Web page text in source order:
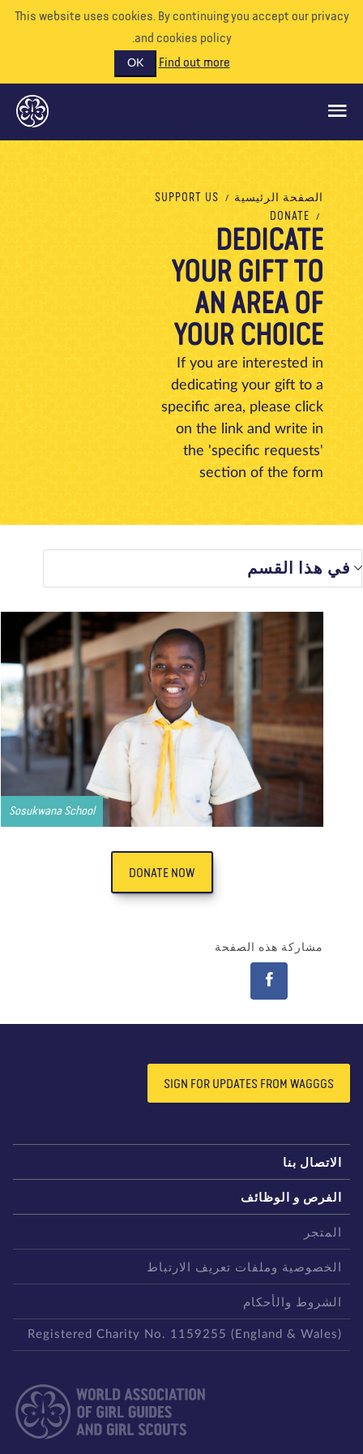
This website uses cookies. By continuing you accept our
and cookies policy.
Find out more
OK
ماذا نفعل
ادعمونا
الأحداث
الموارد
معلومات عنا مدونة الأخبار المتجر
الصفحة الرئيسية
SUPPORT US
DONATE
DEDICATE
YOUR GIFT TO
AN AREA OF
YOUR CHOICE
If you are interested in
dedicating your gift to a
specific area, please click
on the link and write in
the 'specific requests'
section of the form
هذا القسم
Sosukwana School
DONATE NOW
مشاركة هذه الصفحة
SIGN FOR UPDATES FROM WAGGGS
بنا
و الوظائف
وملفات تعريف الارتباط
والأحكام
Registered Charity No. 1159255 (England &